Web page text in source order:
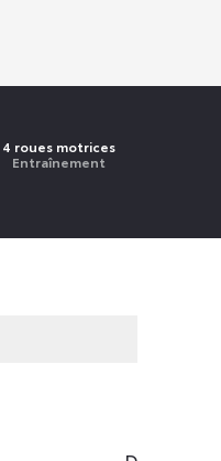
4 roues motrices
Entraînement